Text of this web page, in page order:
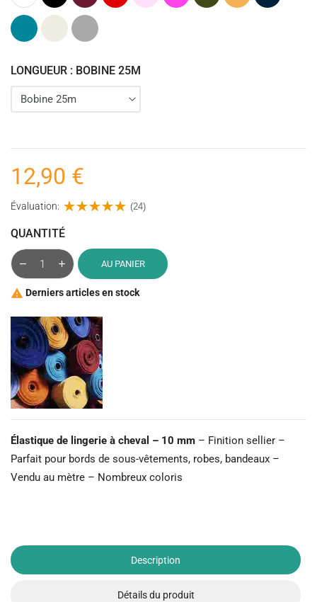
Pétrole
(Bleu)
Ecru Gris
LONGUEUR : BOBINE 25M
12,90 €
Évaluation: (24)
QUANTITÉ
AU PANIER
 Derniers articles en stock
Élastique de lingerie à cheval – 10 mm – Finition sellier –
Parfait pour bords de sous-vêtements, robes, bandeaux –
Vendu au mètre – Nombreux coloris
Description
Détails du produit